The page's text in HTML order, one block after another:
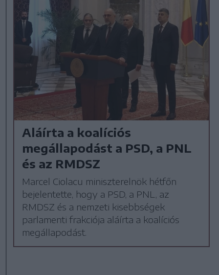
Aláírta a koalíciós
megállapodást a PSD, a PNL
és az RMDSZ
Marcel Ciolacu miniszterelnök hétfőn
bejelentette, hogy a PSD, a PNL, az
RMDSZ és a nemzeti kisebbségek
parlamenti frakciója aláírta a koalíciós
megállapodást.